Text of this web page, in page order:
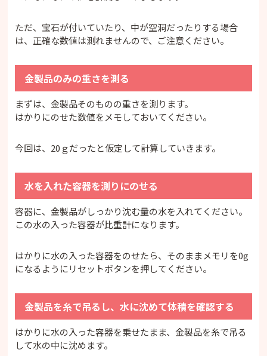
ただ、宝石が付いていたり、中が空洞だったりする場合
は、正確な数値は測れませんので、ご注意ください。
金製品のみの重さを測る
まずは、金製品そのものの重さを測ります。
はかりにのせた数値をメモしておいてください。
今回は、20ｇだったと仮定して計算していきます。
水を入れた容器を測りにのせる
容器に、金製品がしっかり沈む量の水を入れてください。
この水の入った容器が比重計になります。
はかりに水の入った容器をのせたら、そのままメモリを0g
になるようにリセットボタンを押してください。
金製品を糸で吊るし、水に沈めて体積を確認する
はかりに水の入った容器を乗せたまま、金製品を糸で吊る
して水の中に沈めます。